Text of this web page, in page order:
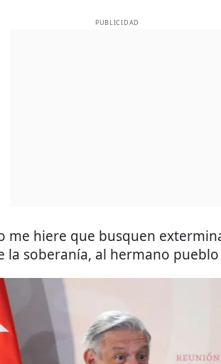
PUBLICIDAD
me hiere que busquen
la soberanía, al hermano pueblo